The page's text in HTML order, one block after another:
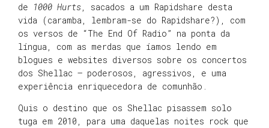
de 1000 Hurts , sacados a um Rapidshare desta
vida (caramba, lembram-se do Rapidshare?), com
os versos de “The End Of Radio” na ponta da
língua, com as merdas que íamos lendo em
blogues e websites diversos sobre os concertos
dos Shellac – poderosos, agressivos, e uma
experiência enriquecedora de comunhão.
Quis o destino que os Shellac pisassem solo
tuga em 2010, para uma daquelas noites rock que